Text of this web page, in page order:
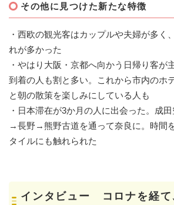
その他に見つけた新たな特徴
・西欧の観光客はカップルや夫婦が多く
れが多かった
・やはり大阪・京都へ向かう日帰り客が
到着の人も割と多い。これから市内のホ
と朝の散策を楽しみにしている人も
・日本滞在が3か月の人に出会った。成
→長野→熊野古道を通って奈良に。時間
タイルにも触れられた
インタビュー コロナを経て